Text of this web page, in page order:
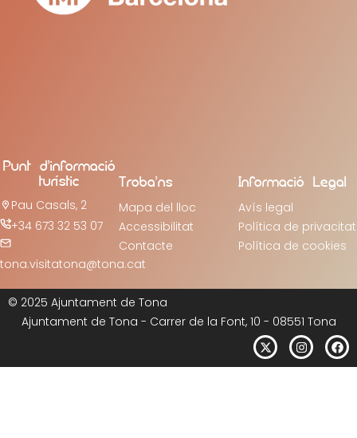
Punt d’informació
turístic
Pau Casals, 2
+34 673 32 53 07
tona.visitatona@tona.cat
Troba’ns
Mapa del lloc
Accessibilitat
Contacte
Informació Legal
Avís legal
Política de privacitat
Política de cookies
© 2025 Ajuntament de Tona
Ajuntament de Tona - Carrer de la Font, 10 - 08551 Tona